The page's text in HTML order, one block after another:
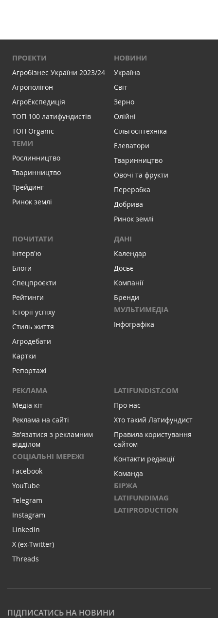
ПРОЕКТИ
Агробізнес України 2023/24
Агрополігон
АгроЕкспедиція
ТОП 100 латифундистів
ТОП Organic
ТЕМИ
Рослинництво
Тваринництво
Трейдинг
Ринок землі
НОВИНИ
Україна
Світ
Зерно
Олійні
Сільгосптехніка
Елеватори
Тваринництво
Овочі та фрукти
Переробка
Добрива
Ринок землі
ПОЧИТАТИ
Інтервʼю
Блоги
Спецпроєкти
Рейтинги
Історії успіху
Стиль життя
Агродебати
Картки
Репортажі
ДАНІ
Календар
Досьє
Компанії
Бренди
МУЛЬТИМЕДІА
Інфографіка
РЕКЛАМА
Медіа кіт
Реклама на сайті
Зв'язатися з рекламним
відділом
СОЦІАЛЬНІ МЕРЕЖІ
Facebook
YouTube
Telegram
Instagram
LinkedIn
X (ex-Twitter)
Threads
LATIFUNDIST.COM
Про нас
Хто такий Латифундист
Правила користування
сайтом
Контакти редакції
Команда
БІРЖА
LATIFUNDIMAG
LATIPRODUCTION
ПІДПИСАТИСЬ НА НОВИНИ